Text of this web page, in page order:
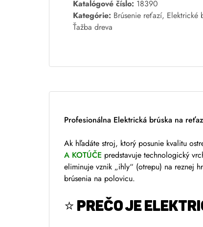
A
l
t
e
Katalógové číslo: 18390
Kategórie: Brúsenie reťazí, Elektrické
Ťažba dreva
Profesionálna Elektrická brúska na
Ak hľadáte stroj, ktorý posunie kvalitu
A KOTÚČE predstavuje technologický
eliminuje vznik „ihly“ (otrepu) na reznej
brúsenia na polovicu.
⭐ PREČO JE